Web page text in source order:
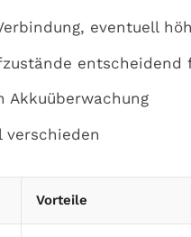
eventuell
entscheidend
Akkuüberwachung
verschieden
Vorteile